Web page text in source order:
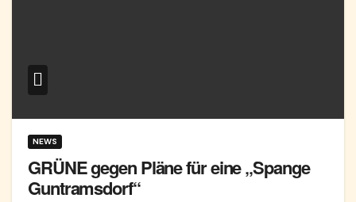
NEWS
GRÜNE gegen Pläne für eine „Spange
Guntramsdorf“